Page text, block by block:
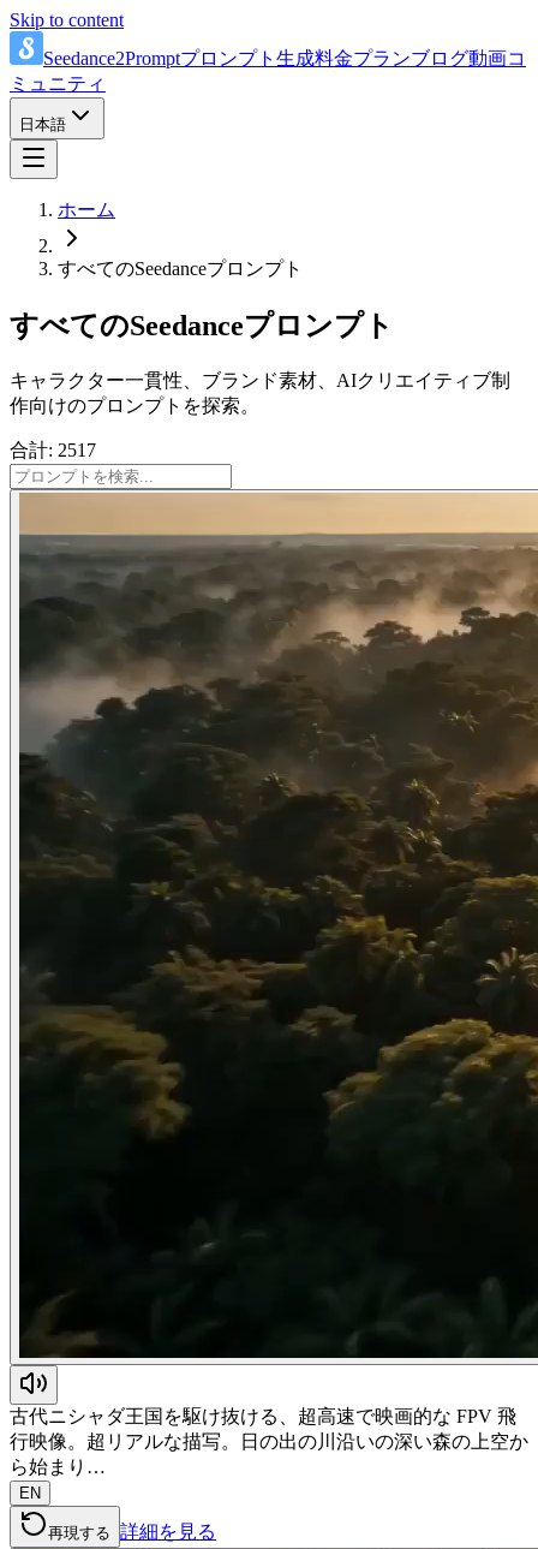
Skip to content
Seedance2Promptプロンプト 生成料金プランブログ動画コ
ミュニティ
日本語
ホーム
すべてのSeedanceプロンプト
すべてのSeedanceプロンプト
キャラクター一貫性、ブランド素材、AIクリエイティブ制
作向けのプロンプトを探索。
合計: 2517
古代ニシャダ王国を駆け抜ける、超高速で映画的な FPV 飛
行映像。超リアルな描写。日の出の川沿いの深い森の上空か
ら始まり…
EN
再現する 詳細を見る